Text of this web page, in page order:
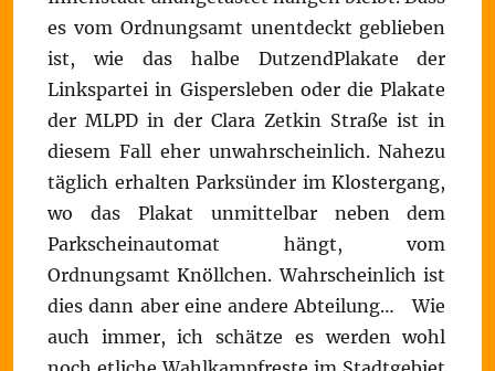
es vom Ordnungsamt unentdeckt geblieben
ist, wie das halbe DutzendPlakate der
Linkspartei in Gispersleben oder die Plakate
der MLPD in der Clara Zetkin Straße ist in
diesem Fall eher unwahrscheinlich. Nahezu
täglich erhalten Parksünder im Klostergang,
wo das Plakat unmittelbar neben dem
Parkscheinautomat hängt, vom
Ordnungsamt Knöllchen. Wahrscheinlich ist
dies dann aber eine andere Abteilung… Wie
auch immer, ich schätze es werden wohl